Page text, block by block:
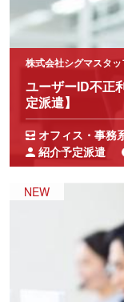
株式会社シグマスタッ
ユーザーID不正
定派遣】
オフィス・事務
紹介予定派遣